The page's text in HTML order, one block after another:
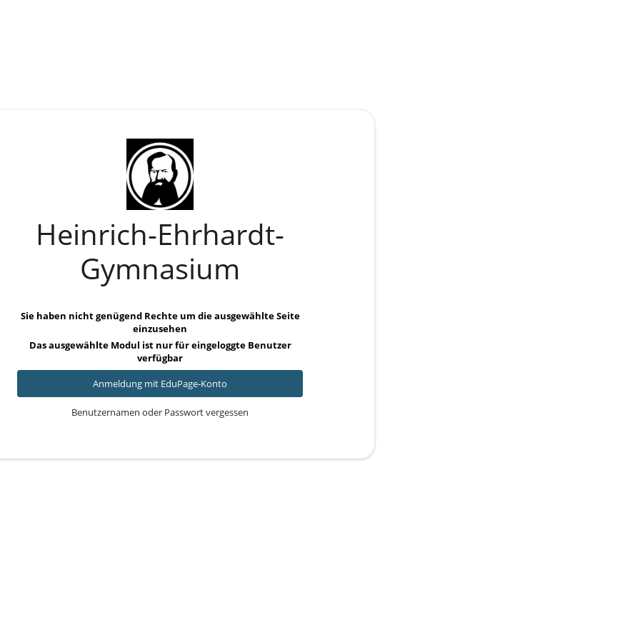
Heinrich-Ehrhardt-
Gymnasium
Sie haben nicht genügend Rechte um die ausgewählte Seite
einzusehen
Das ausgewählte Modul ist nur für eingeloggte Benutzer
verfügbar
Anmeldung mit EduPage-Konto
Benutzernamen oder Passwort vergessen